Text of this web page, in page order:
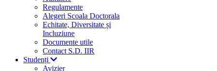
Regulamente
Alegeri Scoala Doctorala
Echitate, Diversitate și
Incluziune
Documente utile
Contact S.D. IIR
Studenți
Avizier